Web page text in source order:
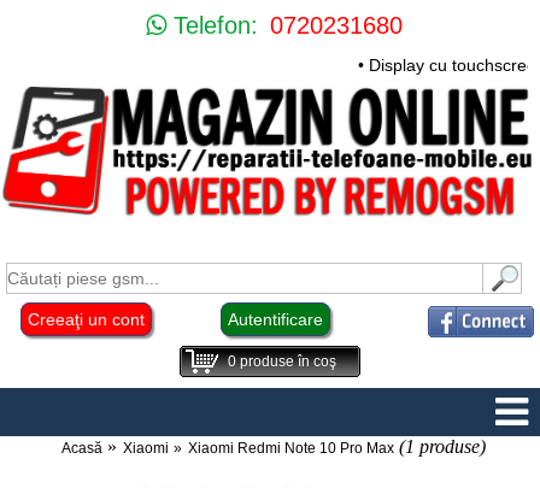
Telefon: 0720231680
• Display cu
Creeaţi un cont Autentificare
0produse în coş
Acasă Xiaomi Xiaomi Redmi Note 10 Pro Max (1 produse)